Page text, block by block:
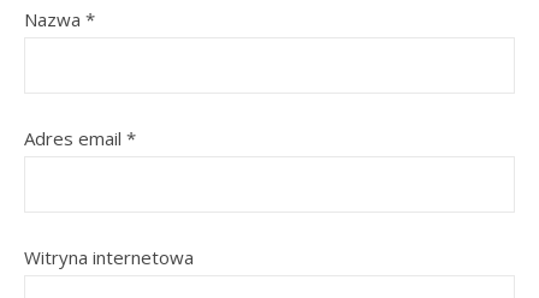
Nazwa *
Adres email *
Witryna internetowa